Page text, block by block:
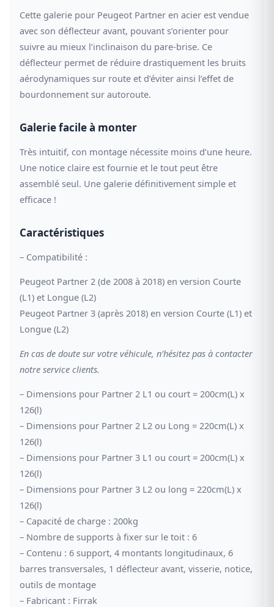
Cette galerie pour Peugeot Partner en acier est vendue
avec son déflecteur avant, pouvant s’orienter pour
suivre au mieux l’inclinaison du pare-brise. Ce
déflecteur permet de réduire drastiquement les bruits
aérodynamiques sur route et d’éviter ainsi l’effet de
bourdonnement sur autoroute.
Galerie facile à monter
Très intuitif, con montage nécessite moins d’une heure.
Une notice claire est fournie et le tout peut être
assemblé seul. Une galerie définitivement simple et
efficace !
Caractéristiques
– Compatibilité :
Peugeot Partner 2 (de 2008 à 2018) en version Courte
(L1) et Longue (L2)
Peugeot Partner 3 (après 2018) en version Courte (L1) et
Longue (L2)
En cas de doute sur votre véhicule, n’hésitez pas à contacter
notre service clients.
– Dimensions pour Partner 2 L1 ou court = 200cm(L) x
126(l)
– Dimensions pour Partner 2 L2 ou Long = 220cm(L) x
126(l)
– Dimensions pour Partner 3 L1 ou court = 200cm(L) x
126(l)
– Dimensions pour Partner 3 L2 ou long = 220cm(L) x
126(l)
– Capacité de charge : 200kg
– Nombre de supports à fixer sur le toit : 6
– Contenu : 6 support, 4 montants longitudinaux, 6
barres transversales, 1 déflecteur avant, visserie, notice,
outils de montage
– Fabricant : Firrak